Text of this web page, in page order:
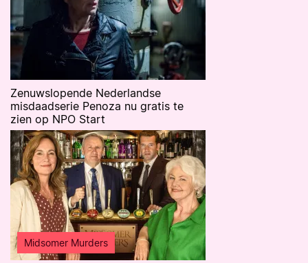
Zenuwslopende Nederlandse
misdaadserie Penoza nu gratis te
zien op NPO Start
Midsomer Murders